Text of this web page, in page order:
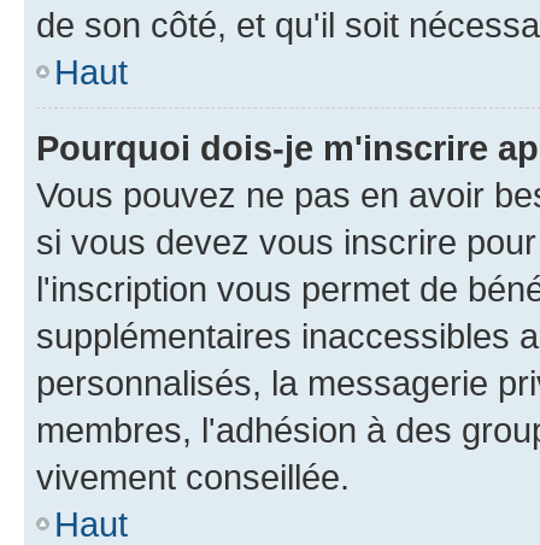
de son côté, et qu'il soit
Haut
Pourquoi dois-je m'inscrire
Vous pouvez ne pas en avoir
si vous devez vous inscrire
l'inscription vous permet de
supplémentaires inaccessibles
personnalisés, la messagerie
membres, l'adhésion à des
vivement conseillée.
Haut